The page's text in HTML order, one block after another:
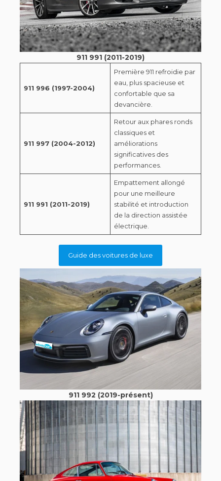
911 991 (2011-2019)
911 996 (1997-2004)
Première 911 refroidie par
eau, plus spacieuse et
confortable que sa
devancière.
911 997 (2004-2012)
Retour aux phares ronds
classiques et
améliorations
significatives des
performances.
911 991 (2011-2019)
Empattement allongé
pour une meilleure
stabilité et introduction
de la direction assistée
électrique.
Guide des voitures de luxe
911 992 (2019-présent)